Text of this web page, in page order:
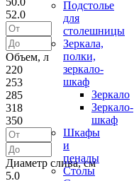
Подстолье
для
столешницы
Зеркала,
полки,
зеркало-
шкаф
Зеркало
Зеркало-
шкаф
Шкафы
и
пеналы
Столы
52.0
Объем, л
220
253
285
318
350
Диаметр слива, см
5.0